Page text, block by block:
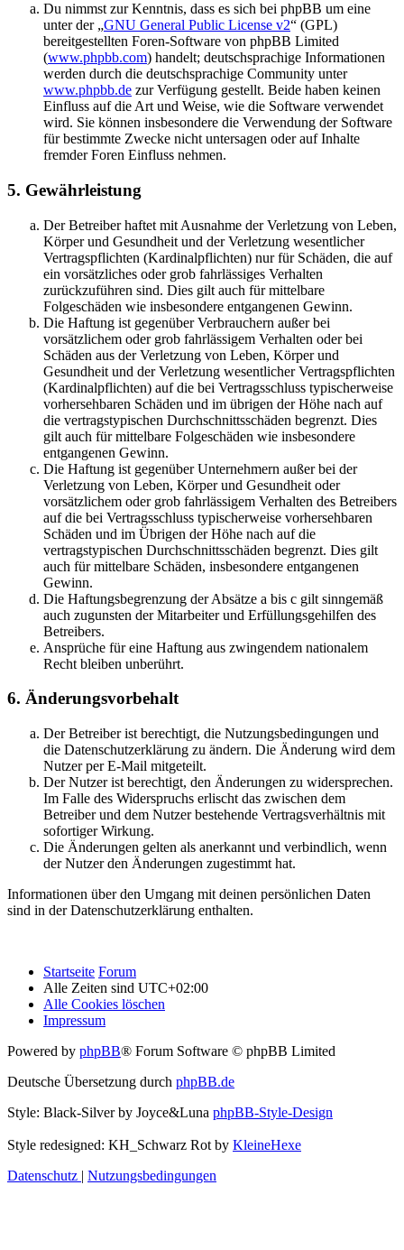
Du nimmst zur Kenntnis, dass es sich bei phpBB um eine
unter der „GNU General Public License v2“ (GPL)
bereitgestellten Foren-Software von phpBB Limited
(www.phpbb.com) handelt; deutschsprachige Informationen
werden durch die deutschsprachige Community unter
www.phpbb.de zur Verfügung gestellt. Beide haben keinen
Einfluss auf die Art und Weise, wie die Software verwendet
wird. Sie können insbesondere die Verwendung der Software
für bestimmte Zwecke nicht untersagen oder auf Inhalte
fremder Foren Einfluss nehmen.
5. Gewährleistung
Der Betreiber haftet mit Ausnahme der Verletzung von Leben,
Körper und Gesundheit und der Verletzung wesentlicher
Vertragspflichten (Kardinalpflichten) nur für Schäden, die auf
ein vorsätzliches oder grob fahrlässiges Verhalten
zurückzuführen sind. Dies gilt auch für mittelbare
Folgeschäden wie insbesondere entgangenen Gewinn.
Die Haftung ist gegenüber Verbrauchern außer bei
vorsätzlichem oder grob fahrlässigem Verhalten oder bei
Schäden aus der Verletzung von Leben, Körper und
Gesundheit und der Verletzung wesentlicher Vertragspflichten
(Kardinalpflichten) auf die bei Vertragsschluss typischerweise
vorhersehbaren Schäden und im übrigen der Höhe nach auf
die vertragstypischen Durchschnittsschäden begrenzt. Dies
gilt auch für mittelbare Folgeschäden wie insbesondere
entgangenen Gewinn.
Die Haftung ist gegenüber Unternehmern außer bei der
Verletzung von Leben, Körper und Gesundheit oder
vorsätzlichem oder grob fahrlässigem Verhalten des Betreibers
auf die bei Vertragsschluss typischerweise vorhersehbaren
Schäden und im Übrigen der Höhe nach auf die
vertragstypischen Durchschnittsschäden begrenzt. Dies gilt
auch für mittelbare Schäden, insbesondere entgangenen
Gewinn.
Die Haftungsbegrenzung der Absätze a bis c gilt sinngemäß
auch zugunsten der Mitarbeiter und Erfüllungsgehilfen des
Betreibers.
Ansprüche für eine Haftung aus zwingendem nationalem
Recht bleiben unberührt.
6. Änderungsvorbehalt
Der Betreiber ist berechtigt, die Nutzungsbedingungen und
die Datenschutzerklärung zu ändern. Die Änderung wird dem
Nutzer per E-Mail mitgeteilt.
Der Nutzer ist berechtigt, den Änderungen zu widersprechen.
Im Falle des Widerspruchs erlischt das zwischen dem
Betreiber und dem Nutzer bestehende Vertragsverhältnis mit
sofortiger Wirkung.
Die Änderungen gelten als anerkannt und verbindlich, wenn
der Nutzer den Änderungen zugestimmt hat.
Informationen über den Umgang mit deinen persönlichen Daten
sind in der Datenschutzerklärung enthalten.
Startseite Forum
Alle Zeiten sind UTC+02:00
Alle Cookies löschen
Impressum
Powered by phpBB® Forum Software © phpBB Limited
Deutsche Übersetzung durch phpBB.de
Style: Black-Silver by Joyce&Luna phpBB-Style-Design
Style redesigned: KH_Schwarz Rot by KleineHexe
Datenschutz | Nutzungsbedingungen